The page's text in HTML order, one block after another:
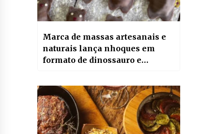
Marca de massas artesanais e
naturais lança nhoques em
formato de dinossauro e